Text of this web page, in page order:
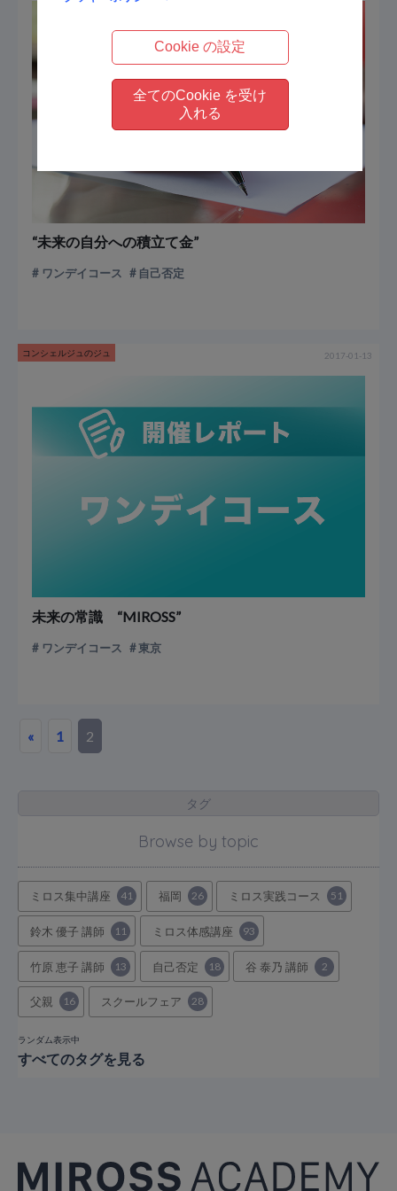
“未来の自分への積立て金”
ワンデイコース 自己否定
コンシェルジュのジュ 2017-01-13
未来の常識 “MIROSS”
ワンデイコース 東京
« 1 2
タグ
Browse by topic
ミロス集中講座 41 福岡 26 ミロス実践コース 51
鈴木 優子 講師 11 ミロス体感講座 93
竹原 恵子 講師 13 自己否定 18 谷 泰乃 講師 2
父親 16 スクールフェア 28
ランダム表示中
すべてのタグを見る
Cookie の設定
全てのCookie を受け
入れる